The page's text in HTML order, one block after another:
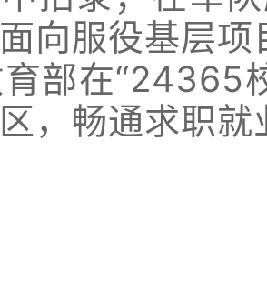
向服役基层
部在“24365
，畅通求职就